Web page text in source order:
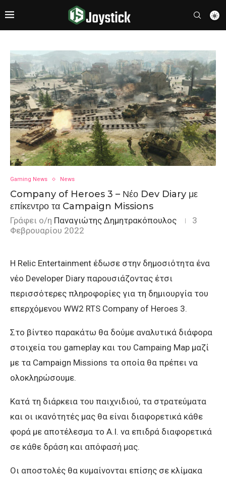
Gaming News News
Company of Heroes 3 – Νέο Dev Diary με
επίκεντρο τα Campaign Missions
Γράφει ο/η Παναγιώτης Δημητρακόπουλος
3
Φεβρουαρίου 2022
Η Relic Entertainment έδωσε στην δημοσιότητα ένα
νέο Developer Diary παρουσιάζοντας έτσι
περισσότερες πληροφορίες για τη δημιουργία του
επερχόμενου WW2 RTS Company of Heroes 3.
Στο βίντεο παρακάτω θα δούμε αναλυτικά διάφορα
στοιχεία του gameplay και του Campaing Map μαζί
με τα Campaign Missions τα οποία θα πρέπει να
ολοκληρώσουμε.
Κατά τη διάρκεια του παιχνιδιού, τα στρατεύματα
και οι ικανότητές μας θα είναι διαφορετικά κάθε
φορά με αποτέλεσμα το A.I. να επιδρά διαφορετικά
σε κάθε δράση και απόφασή μας.
Οι αποστολές θα κυμαίνονται επίσης σε κλίμακα